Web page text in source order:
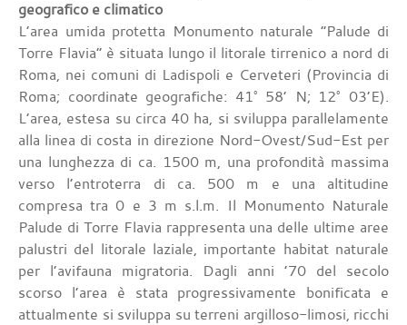
geografico e climatico
L’area umida protetta Monumento naturale “Palude di
Torre Flavia” è situata lungo il litorale tirrenico a nord di
Roma, nei comuni di Ladispoli e Cerveteri (Provincia di
Roma; coordinate geografiche: 41° 58’ N; 12° 03’E).
L’area, estesa su circa 40 ha, si sviluppa parallelamente
alla linea di costa in direzione Nord-Ovest/Sud-Est per
una lunghezza di ca. 1500 m, una profondità massima
verso l’entroterra di ca. 500 m e una altitudine
compresa tra 0 e 3 m s.l.m. Il Monumento Naturale
Palude di Torre Flavia rappresenta una delle ultime aree
palustri del litorale laziale, importante habitat naturale
per l’avifauna migratoria. Dagli anni ’70 del secolo
scorso l’area è stata progressivamente bonificata e
attualmente si sviluppa su terreni argilloso-limosi, ricchi